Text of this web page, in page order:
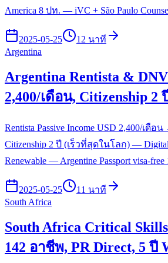
America 8 ปท. — iVC + São Paulo
2025-05-25
12 นาที
Argentina
Argentina Rentista &
2,400/เดือน, Citizenship 2 ปี
Rentista Passive Income USD 2,400/เดือ
Citizenship 2 ปี (เร็วที่สุดในโลก) —
Renewable — Argentine Passport visa-
2025-05-25
11 นาที
South Africa
South Africa Critical
142 อาชีพ, PR Direct, 5 ปี